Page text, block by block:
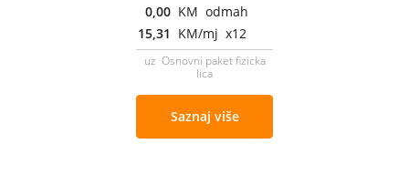
0,00 KM odmah
15,31 KM/mj x12
uz Osnovni paket fizicka
lica
Saznaj više